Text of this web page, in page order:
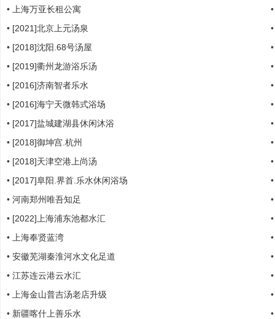
培
设
•
上海万亚长租公寓
• [2021]北京上元汤泉
• [2018]沈阳.68号汤屋
• [2019]衢州龙游浴乐汤
• [2016]济南智者乐水
• [2016]海宁天微韩式浴场
• [2017]盐城建湖县休闲沐浴
• [2018]御坤宫.杭州
• [2018]天津空港上尚汤
• [2017]阜阳.界首.乐水休闲浴场
• 河南郑州唯吾知足
• [2022]上海浦东池都水汇
•
上海奉贤蓝湾
• 安徽芜湖秦淮河水文化足道
• 江苏连云港云水汇
•
上海金山普吉汤老店升级
• 新疆喀什上善乐水